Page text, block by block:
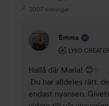
2007 visningar
Emma
LYKO
Användarens
Hallå där Maria! 😊✨
endast nyansen.